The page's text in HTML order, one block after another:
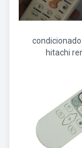
hitachi